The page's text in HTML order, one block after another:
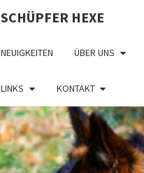
SCHÜPFER HEXE
NEUIGKEITEN ÜBER UNS
LINKS KONTAKT